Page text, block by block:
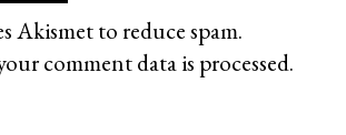
Akismet to reduce spam.
comment data is processed.